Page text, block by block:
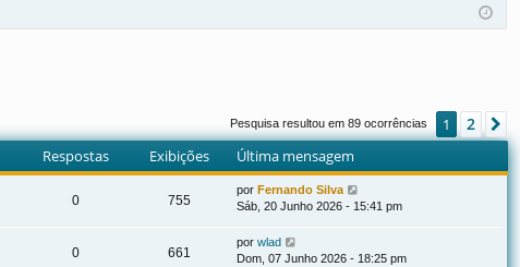
r
ra
Pesquisa resultou em 89 ocorrências 1 2
Respostas Exibições Última mensagem
0 755
por Fernando Silva
Sáb, 20 Junho 2026 - 15:41 pm
0 661
por wlad
Dom, 07 Junho 2026 - 18:25 pm